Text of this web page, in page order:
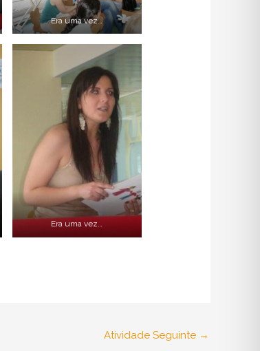
Era uma vez…
Era uma vez…
Atividade Seguinte →